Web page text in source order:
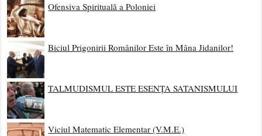
Ofensiva Spirituală a Poloniei
Biciul Prigonirii Românilor Este în Mâna Jidanilor!
TALMUDISMUL ESTE ESENȚA SATANISMULUI
Viciul Matematic Elementar (V.M.E.)